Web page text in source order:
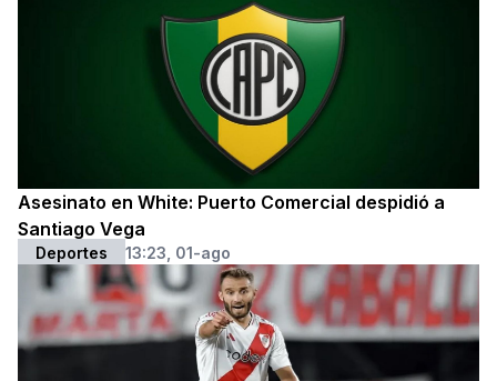
Asesinato en White: Puerto Comercial despidió a
Santiago Vega
Deportes 13:23, 01-ago